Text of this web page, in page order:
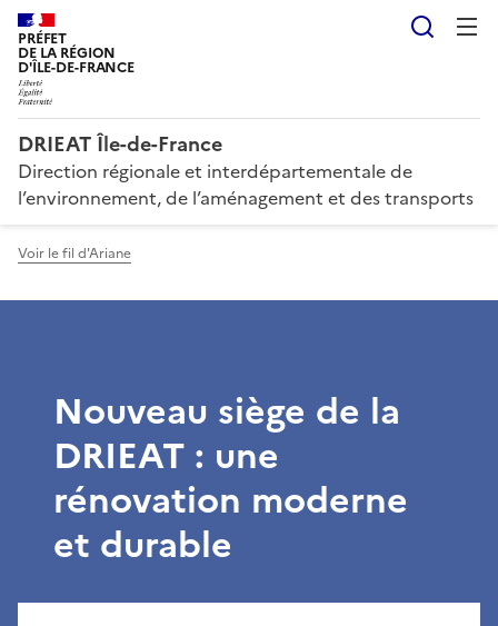
PRÉFET
DE LA RÉGION
D'ÎLE-DE-FRANCE
DRIEAT Île-de-France
Direction régionale et interdépartementale de
l’environnement, de l’aménagement et des transports
Voir le fil d'Ariane
Nouveau siège de la
DRIEAT : une
rénovation moderne
et durable